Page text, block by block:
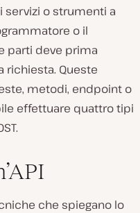
servizi o strumenti a
o il
parti deve prima
richiesta. Queste
metodi, endpoint o
effettuare quattro tipi
che spiegano lo